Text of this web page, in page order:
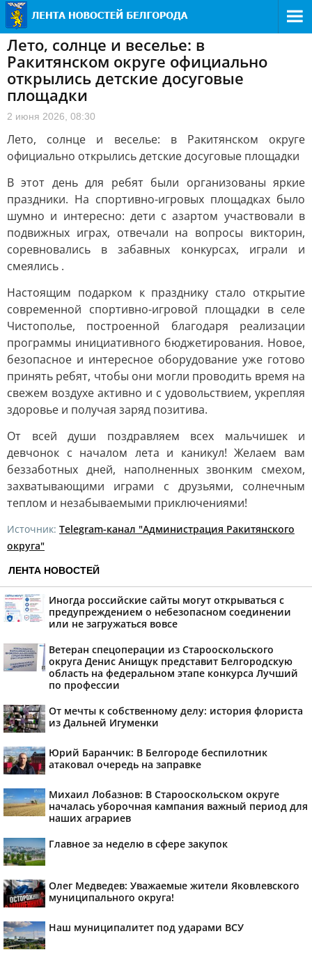
Лето, солнце и веселье: в
Ракитянском округе официально
открылись детские досуговые
площадки
2 июня 2026, 08:30
Лето, солнце и веселье: в Ракитянском округе
официально открылись детские досуговые площадки
В этот день для ребят были организованы яркие
праздники. На спортивно-игровых площадках было
шумно и интересно: дети с азартом участвовали в
подвижных играх, отвечали на вопросы викторин,
соревновались в забавных конкурсах, играли и
смеялись .
Настоящим подарком к празднику стало открытие
современной спортивно-игровой площадки в селе
Чистополье, построенной благодаря реализации
программы инициативного бюджетирования. Новое,
безопасное и интересное оборудование уже готово
принять ребят, чтобы они могли проводить время на
свежем воздухе активно и с удовольствием, укрепляя
здоровье и получая заряд позитива.
От всей души поздравляем всех мальчишек и
девчонок с началом лета и каникул! Желаем вам
беззаботных дней, наполненных звонким смехом,
захватывающими играми с друзьями, солнечным
теплом и незабываемыми приключениями!
Источник: Telegram-канал "Администрация Ракитянского
округа"
ЛЕНТА НОВОСТЕЙ
Иногда российские сайты могут открываться с
предупреждением о небезопасном соединении
или не загружаться вовсе
Ветеран спецоперации из Старооскольского
округа Денис Анищук представит Белгородскую
область на федеральном этапе конкурса Лучший
по профессии
От мечты к собственному делу: история флориста
из Дальней Игуменки
Юрий Баранчик: В Белгороде беспилотник
атаковал очередь на заправке
Михаил Лобазнов: В Старооскольском округе
началась уборочная кампания важный период для
наших аграриев
Главное за неделю в сфере закупок
Олег Медведев: Уважаемые жители Яковлевского
муниципального округа!
Наш муниципалитет под ударами ВСУ